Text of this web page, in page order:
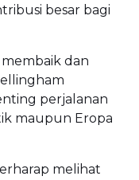
besar bagi
dan
perjalanan
maupun Eropa
melihat